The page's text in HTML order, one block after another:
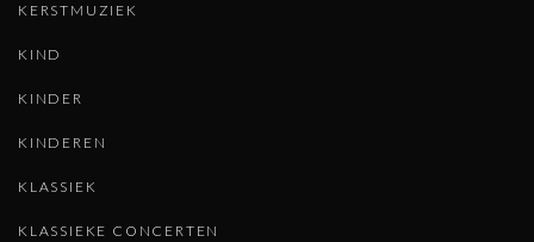
KERSTMUZIEK
KIND
KINDER
KINDEREN
KLASSIEK
KLASSIEKE CONCERTEN